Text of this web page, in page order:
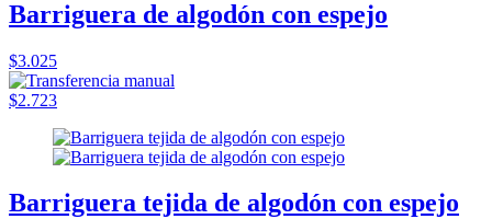
Barriguera de algodón con espejo
$3.025
$2.723
Barriguera tejida de algodón con espejo